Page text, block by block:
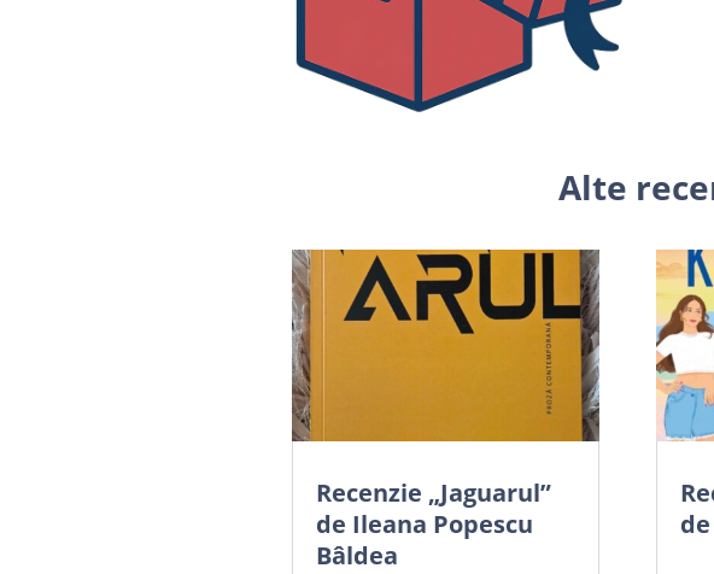
Alte
Recenzie „Jaguarul”
de Ileana Popescu
Bâldea